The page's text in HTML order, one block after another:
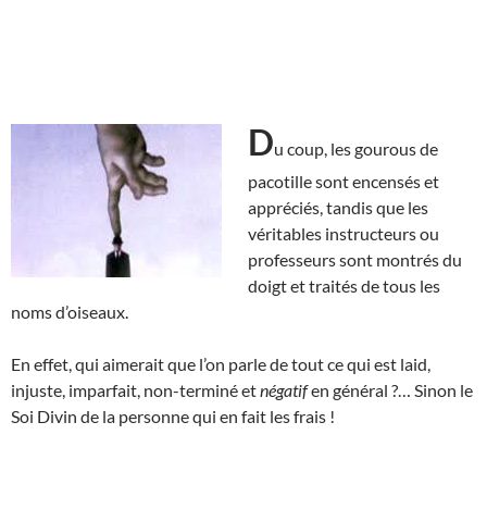
Du coup, les gourous de
pacotille sont encensés et
appréciés, tandis que les
véritables instructeurs ou
professeurs sont montrés du
doigt et traités de tous les
noms d’oiseaux.
En effet, qui aimerait que l’on parle de tout ce qui est laid,
injuste, imparfait, non-terminé etnégatifen général ?… Sinon le
Soi Divin de la personne qui en fait les frais !